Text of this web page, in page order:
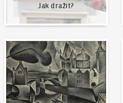
Jak dražit?
Naše nejvyšší prodeje